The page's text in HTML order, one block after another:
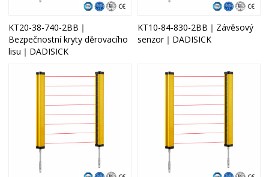
KT20-38-740-2BB｜
Bezpečnostní kryty děrovacího
lisu｜DADISICK
KT10-84-830-2BB｜Závěsový
senzor｜DADISICK